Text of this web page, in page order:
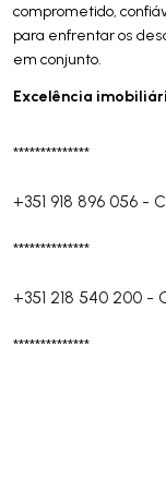
comprometido,
para enfrentar os
em conjunto.
Excelência
**************
+351 918 896 056 -
**************
+351 218 540 200 -
**************